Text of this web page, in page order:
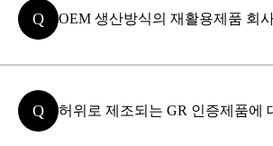
Q OEM 생산방식의 재활용제품 회
Q 허위로 제조되는 GR 인증제품에